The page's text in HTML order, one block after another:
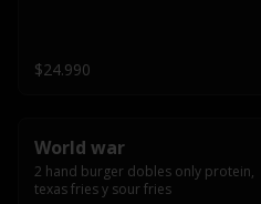
$24.990
World war
2 hand burger dobles only protein,
texas fries y sour fries